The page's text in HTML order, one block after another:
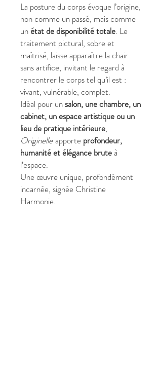
La posture du corps évoque l’origine,
non comme un passé, mais comme
unétat de disponibilité totale. Le
traitement pictural, sobre et
maîtrisé, laisse apparaître la chair
sans artifice, invitant le regard à
rencontrer le corps tel qu’il est :
vivant, vulnérable, complet.
Idéal pour unsalon, une chambre, un
cabinet, un espace artistique ou un
lieu de pratique intérieure,
Originelle apporte profondeur,
humanité et élégance bruteà
l’espace.
Une œuvre unique, profondément
incarnée, signée Christine
Harmonie.